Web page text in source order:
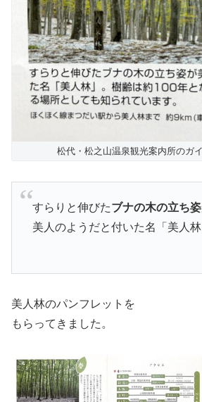
松代・松之山温泉観光案内所のガ
すらりと伸びたブナの木の立ち姿
美人のようだと付いた名「美人林
美人林のパンフレットを
もらってきました。